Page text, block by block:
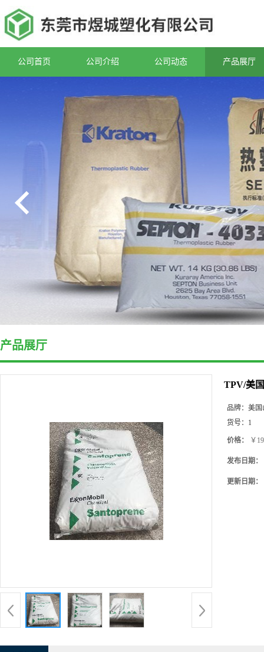
公司首页 公司介绍 公司动态 产品展厅
产品展厅
TPV/美
品牌： 美国
货号： 1
价格： ￥
发布日期：
更新日期：